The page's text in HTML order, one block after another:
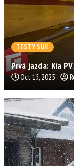
TESTY SUV
Prvá jazda: Kia
Oct 15, 2025